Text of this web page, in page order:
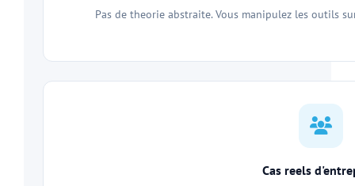
Pas de theorie abstraite. Vous manipulez les outils
Cas reels